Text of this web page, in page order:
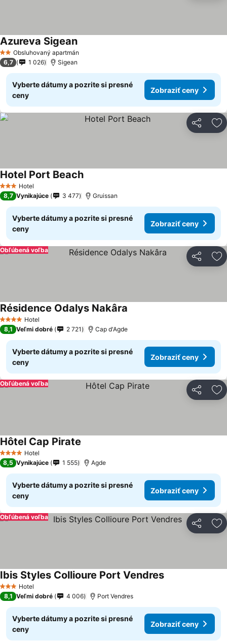
2 Počet hviezdičiek
Obsluhovaný apartmán
Azureva Sigean
6,7 1 026 Sigean
Vyberte dátumy a pozrite si presné
ceny
Zobraziť ceny
Zdieľať
3 Počet hviezdičiek
Hotel
Hotel Port Beach
8,7 Vynikajúce 3 477 Gruissan
Vyberte dátumy a pozrite si presné
ceny
Zobraziť ceny
Zdieľať
Obľúbená voľba
4 Počet hviezdičiek
Hotel
Résidence Odalys Nakâra
8,1 Veľmi dobré 2 721 Cap d'Agde
Vyberte dátumy a pozrite si presné
ceny
Zobraziť ceny
Zdieľať
Obľúbená voľba
4 Počet hviezdičiek
Hotel
Hôtel Cap Pirate
8,5 Vynikajúce 1 555 Agde
Vyberte dátumy a pozrite si presné
ceny
Zobraziť ceny
Zdieľať
Obľúbená voľba
3 Počet hviezdičiek
Hotel
Ibis Styles Collioure Port Vendres
8,1 Veľmi dobré 4 006 Port Vendres
Vyberte dátumy a pozrite si presné
ceny
Zobraziť ceny